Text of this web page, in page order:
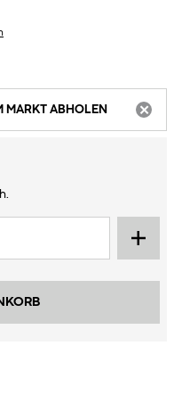
MARKT ABHOLEN